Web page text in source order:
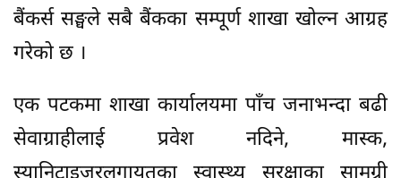
बैंकर्स सङ्घले सबै बैंकका सम्पूर्ण शाखा खोल्न आग्रह
गरेको छ ।
एक पटकमा शाखा कार्यालयमा पाँच जनाभन्दा बढी
सेवाग्राहीलाई प्रवेश नदिने, मास्क,